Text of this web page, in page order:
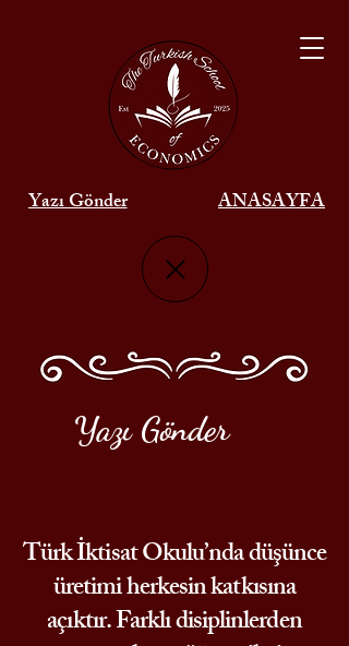
Yazı Gönder ANASAYFA
Yazı Gönder
Türk İktisat Okulu’nda düşünce
üretimi herkesin katkısına
açıktır. Farklı disiplinlerden